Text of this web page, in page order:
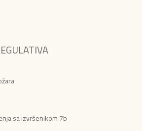
sa izvršenikom 7b